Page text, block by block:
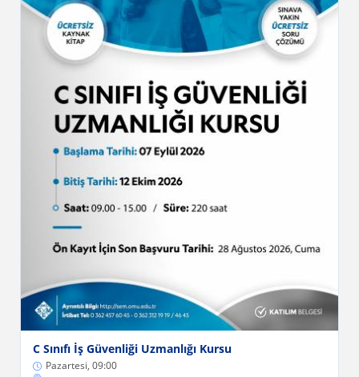
C Sınıfı İş Güvenliği Uzmanlığı Kursu
Pazartesi, 09:00